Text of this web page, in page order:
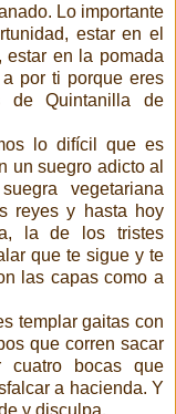
Lo importante
estar en el
estar en la pomada
por ti porque eres
de Quintanilla de
lo difícil que es
un suegro adicto al
vegetariana
reyes y hasta hoy
la de los tristes
que te sigue y te
las capas como a
templar gaitas con
que corren sacar
cuatro bocas que
a hacienda. Y
y disculpa.